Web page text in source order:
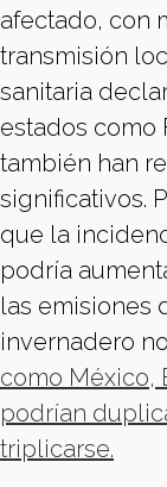
afectado, con
transmisión
sanitaria
estados como
también han
significativos.
que la
podría
las emisiones
invernadero
como México,
podrían
triplicarse.